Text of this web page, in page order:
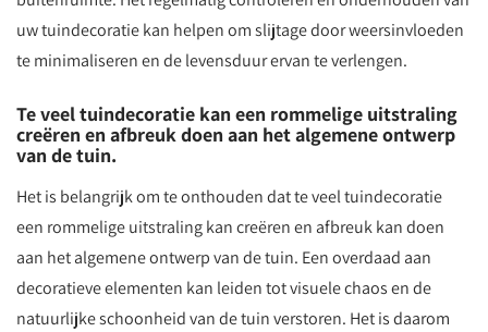
uw tuindecoratie kan helpen om slijtage door weersinvloeden
te minimaliseren en de levensduur ervan te verlengen.
Te veel tuindecoratie kan een rommelige uitstraling
creëren en afbreuk doen aan het algemene ontwerp
van de tuin.
Het is belangrijk om te onthouden dat te veel tuindecoratie
een rommelige uitstraling kan creëren en afbreuk kan doen
aan het algemene ontwerp van de tuin. Een overdaad aan
decoratieve elementen kan leiden tot visuele chaos en de
natuurlijke schoonheid van de tuin verstoren. Het is daarom